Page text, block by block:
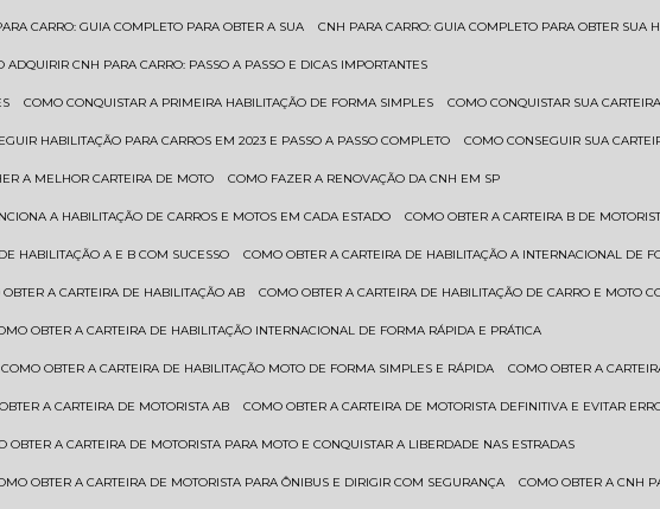
CARRO: GUIA COMPLETO PARA OBTER A SUA CNH PARA CARRO: GUIA COMPLETO PARA OBTER SUA
ADQUIRIR CNH PARA CARRO: PASSO A PASSO E DICAS IMPORTANTES
COMO CONQUISTAR A PRIMEIRA HABILITAÇÃO DE FORMA SIMPLES COMO CONQUISTAR SUA
HABILITAÇÃO PARA CARROS EM 2023 E PASSO A PASSO COMPLETO COMO CONSEGUIR SUA
A MELHOR CARTEIRA DE MOTO COMO FAZER A RENOVAÇÃO DA CNH EM SP
A HABILITAÇÃO DE CARROS E MOTOS EM CADA ESTADO COMO OBTER A CARTEIRA B DE
HABILITAÇÃO A E B COM SUCESSO COMO OBTER A CARTEIRA DE HABILITAÇÃO A INTERNACIONAL DE
OBTER A CARTEIRA DE HABILITAÇÃO AB COMO OBTER A CARTEIRA DE HABILITAÇÃO DE CARRO E MOTO
OBTER A CARTEIRA DE HABILITAÇÃO INTERNACIONAL DE FORMA RÁPIDA E PRÁTICA
COMO OBTER A CARTEIRA DE HABILITAÇÃO MOTO DE FORMA SIMPLES E RÁPIDA COMO OBTER A
OBTER A CARTEIRA DE MOTORISTA AB COMO OBTER A CARTEIRA DE MOTORISTA DEFINITIVA E EVITAR
OBTER A CARTEIRA DE MOTORISTA PARA MOTO E CONQUISTAR A LIBERDADE NAS ESTRADAS
OBTER A CARTEIRA DE MOTORISTA PARA ÔNIBUS E DIRIGIR COM SEGURANÇA COMO OBTER A CNH